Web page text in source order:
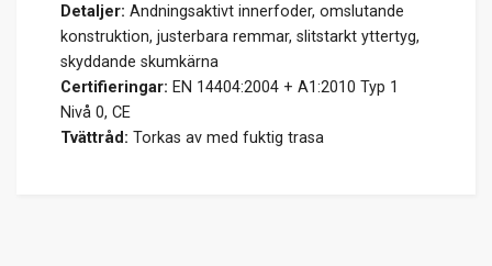
Detaljer: Andningsaktivt innerfoder, omslutande
konstruktion, justerbara remmar, slitstarkt yttertyg,
skyddande skumkärna
Certifieringar: EN 14404:2004 + A1:2010 Typ 1
Nivå 0, CE
Tvättråd: Torkas av med fuktig trasa